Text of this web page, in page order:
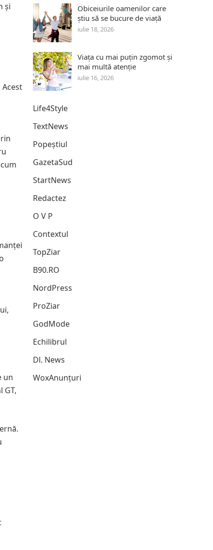
și
un
GT,
Obiceiurile oamenilor care
știu să se bucure de viață
iulie 18, 2026
Viața cu mai puțin zgomot și
mai multă atenție
iulie 16, 2026
Life4Style
TextNews
Popeștiul
GazetaSud
StartNews
Redactez
O V P
Contextul
TopZiar
B90.RO
NordPress
ProZiar
GodMode
Echilibrul
Dl. News
WoxAnunțuri